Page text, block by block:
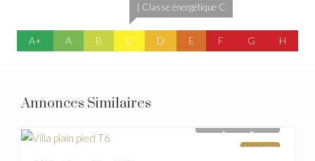
A+ A B
| Classe énergétique C
C D E F G H
Annonces Similaires
À VENDRE